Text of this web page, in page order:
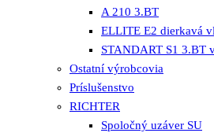
A 210 3.BT
ELLITE E2 dierkavá
STANDART S1 3.BT
Ostatní výrobcovia
Príslušenstvo
RICHTER
Spoločný uzáver SU